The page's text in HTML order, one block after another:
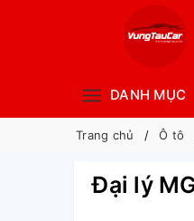
DANH MỤC
Trang chủ Ô tô
Đại lý